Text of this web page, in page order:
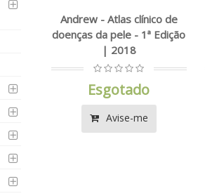
Andrew - Atlas clínico de
doenças da pele - 1ª Edição
| 2018
Esgotado
Avise-me